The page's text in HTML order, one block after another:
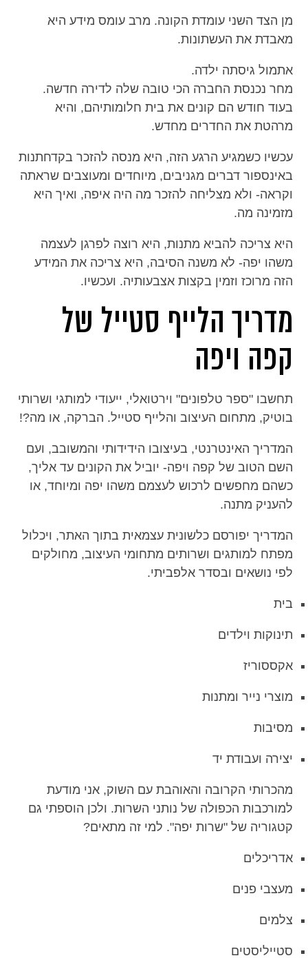
מן הצד השני עומדת הקונה. מרב עומס מידע היא
מאבדת את העשתונות.
אתמול גיסתה ילדה.
מחר נכנסת החברה הכי טובה שלה לדירה חדשה.
בעוד חודש הם קונים את בית חלומותיהם, והיא
מרהטת את החדרים מחדש.
עכשיו כשמגיע הרגע הזה, היא מנסה להזכר בקדחתנות
באינספור דברים מגניבים, מיוחדים ומעוצבים שראתה
וקראה- ולא מצליחה להזכר מה היה איפה, ואיך היא
מזמינה מה.
היא צריכה להביא מתנות, היא רוצה לפרגן לעצמה
משהו יפה- לא משנה הסיבה, היא צריכה את המידע
הזה מרוכז וזמין בקצות אצבעותיה. ועכשיו.
מדריך הלייף סטייל של
קפה ויפה
תחשבו "ספר טלפונים" וירטואלי, ייעודי למותגי ושרותי
בוטיק, מתחום העיצוב והלייף סטייל. הברקה, או מה?!
המדריך האינטרנטי, בעיצובו הידידותי והמשובב, ועם
השם הטוב של קפה ויפה- יוביל את הקונים עד אליך,
כשהם מחפשים לרכוש לעצמם משהו יפה ומיוחד, או
להעניק מתנה.
המדריך יפורסם כלשונית עצמאית בתוך האתר, ויכלול
מפתח למותגים ושרותים מתחומי העיצוב, מחולקים
לפי נושאים ובסדר אלפביתי.
בית
תינוקות וילדים
אקססוריז
מוצרי נייר ומתנות
מסיבות
יצירה ועבודת יד
מהכרותי הקרובה והאוהבת עם השוק, אני מודעת
למורכבות הכפולה של נותני השרות. ולכן הוספתי גם
קטגוריה של "שרות יפה". למי זה מתאים?
אדריכלים
מעצבי פנים
צלמים
סטייליסטים